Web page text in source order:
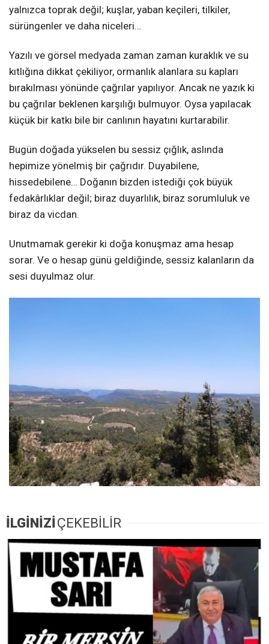
yalnızca toprak değil; kuşlar, yaban keçileri, tilkiler,
sürüngenler ve daha niceleri…
Yazılı ve görsel medyada zaman zaman kuraklık ve su
kıtlığına dikkat çekiliyor, ormanlık alanlara su kapları
bırakılması yönünde çağrılar yapılıyor. Ancak ne yazık ki
bu çağrılar beklenen karşılığı bulmuyor. Oysa yapılacak
küçük bir katkı bile bir canlının hayatını kurtarabilir.
Bugün doğada yükselen bu sessiz çığlık, aslında
hepimize yönelmiş bir çağrıdır. Duyabilene,
hissedebilene… Doğanın bizden istediği çok büyük
fedakârlıklar değil; biraz duyarlılık, biraz sorumluluk ve
biraz da vicdan.
Unutmamak gerekir ki doğa konuşmaz ama hesap
sorar. Ve o hesap günü geldiğinde, sessiz kalanların da
sesi duyulmaz olur.
İLGİNİZİÇEKEBİLİR